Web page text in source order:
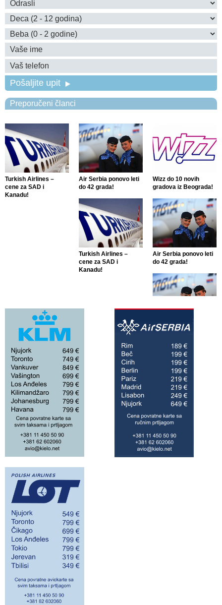
Pošaljite upit
Preporučeni članci
Turkish Airlines –
cene za SAD i
Kanadu!
Air Serbia ponovo leti
do 42 grada!
Wizz do 10 novih
gradova iz Beograda!
Turkish Airlines –
cene za SAD i
Kanadu!
Air Serbia ponovo leti
do 42 grada!
Air Serbia ponovo leti